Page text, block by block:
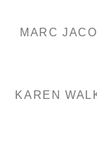
MARC
KAREN